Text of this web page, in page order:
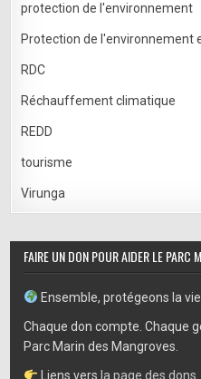
protection de l'environnement
Protection de l'environnement
RDC
Réchauffement climatique
REDD
tourisme
Virunga
FAIRE UN DON POUR AIDER LE PARC
Ensemble, protégeons la
Chaque don compte. Chaque
Parc Marin des Mangroves.
Liens vers la page des dons